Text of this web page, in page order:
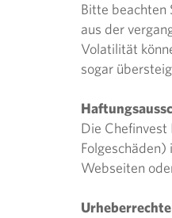
Bitte beachten
aus der
Volatilität
sogar
Die Chefinvest
Webseiten
Urheberrechte